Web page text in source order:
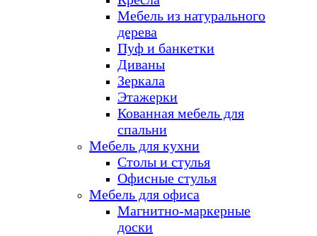
Мебель из натурального
дерева
Пуф и банкетки
Диваны
Зеркала
Этажерки
Кованная мебель для
спальни
Мебель для кухни
Столы и стулья
Офисные стулья
Мебель для офиса
Магнитно-маркерные
доски